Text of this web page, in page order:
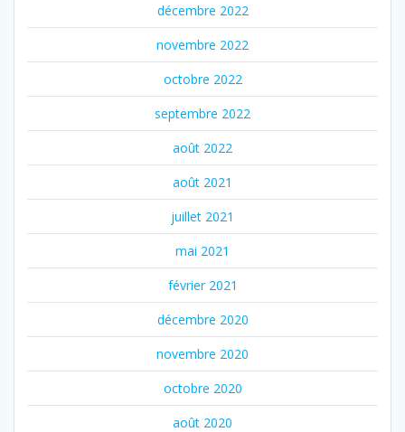
décembre 2022
novembre 2022
octobre 2022
septembre 2022
août 2022
août 2021
juillet 2021
mai 2021
février 2021
décembre 2020
novembre 2020
octobre 2020
août 2020